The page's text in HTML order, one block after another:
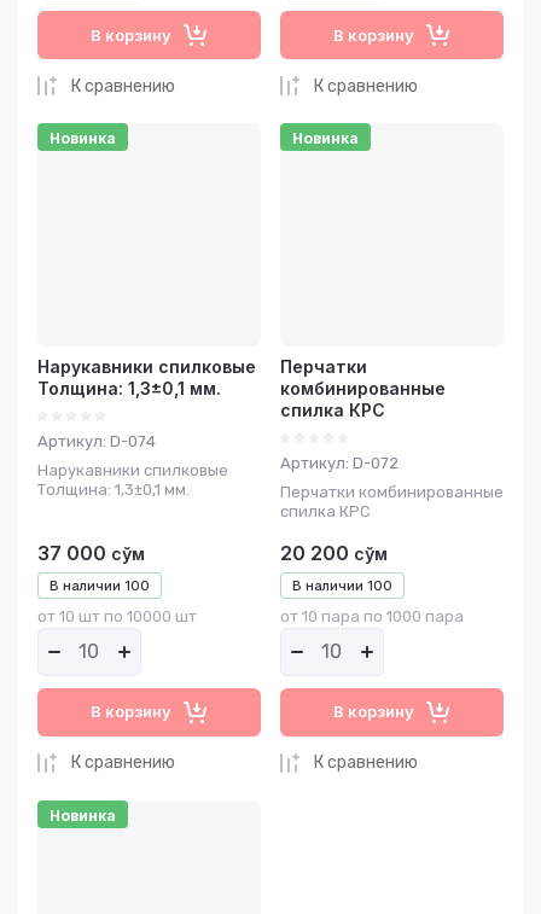
В корзину
К сравнению
В корзину
К сравнению
Новинка
Нарукавники спилковые
Толщина: 1,3±0,1 мм.
Артикул: D-074
Нарукавники спилковые
Толщина: 1,3±0,1 мм.
В наличии 100
37 000 сўм
от 10 шт по 10000 шт
В корзину
К сравнению
Новинка
Перчатки
комбинированные
спилка КРС
Артикул: D-072
Перчатки комбинированные
спилка КРС
В наличии 100
20 200 сўм
от 10 пара по 1000 пара
В корзину
К сравнению
Новинка